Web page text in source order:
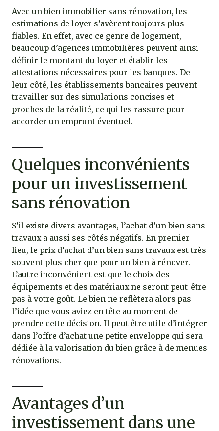
Avec un bien immobilier sans rénovation, les
estimations de loyer s’avèrent toujours plus
fiables. En effet, avec ce genre de logement,
beaucoup d’agences immobilières peuvent ainsi
définir le montant du loyer et établir les
attestations nécessaires pour les banques. De
leur côté, les établissements bancaires peuvent
travailler sur des simulations concises et
proches de la réalité, ce qui les rassure pour
accorder un emprunt éventuel.
Quelques inconvénients
pour un investissement
sans rénovation
S’il existe divers avantages, l’achat d’un bien sans
travaux a aussi ses côtés négatifs. En premier
lieu, le prix d’achat d’un bien sans travaux est très
souvent plus cher que pour un bien à rénover.
L’autre inconvénient est que le choix des
équipements et des matériaux ne seront peut-être
pas à votre goût. Le bien ne reflètera alors pas
l’idée que vous aviez en tête au moment de
prendre cette décision. Il peut être utile d’intégrer
dans l’offre d’achat une petite enveloppe qui sera
dédiée à la valorisation du bien grâce à de menues
rénovations.
Avantages d’un
investissement dans une